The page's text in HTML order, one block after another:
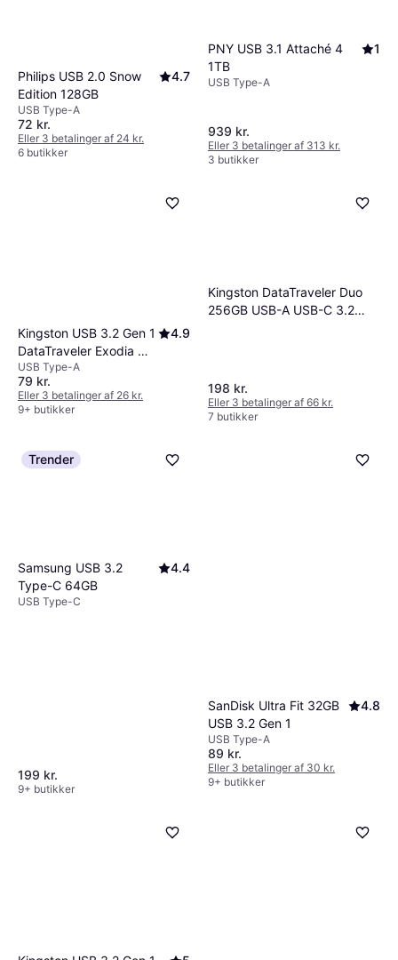
Philips USB 2.0 Snow
Edition 128GB
4.7
USB Type-A
72 kr.
Eller 3 betalinger af 24 kr.
6 butikker
PNY USB 3.1 Attaché 4
1TB
1
USB Type-A
939 kr.
Eller 3 betalinger af 313 kr.
3 butikker
Kingston USB 3.2 Gen 1
DataTraveler Exodia M
128GB
4.9
USB Type-A
79 kr.
Eller 3 betalinger af 26 kr.
9+ butikker
Kingston DataTraveler Duo
256GB USB-A USB-C 3.2
198 kr.
Eller 3 betalinger af 66 kr.
7 butikker
Trender
Samsung USB 3.2
Type-C 64GB
4.4
USB Type-C
199 kr.
9+ butikker
SanDisk Ultra Fit 32GB
USB 3.2 Gen 1
4.8
USB Type-A
89 kr.
Eller 3 betalinger af 30 kr.
9+ butikker